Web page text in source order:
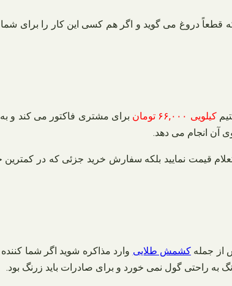
کیلویی ۶۶,۰۰۰ تومان
برای مشتری فاکتور می کند و
آن انجام می دهد.
قیمت نمایید بلکه سفارش خرید جزئی که در
از جملهکشمش طلایی وارد مذاکره شوید اگر شما
به راحتی گول نمی خورد و برای صادرات باید زرنگ بود.